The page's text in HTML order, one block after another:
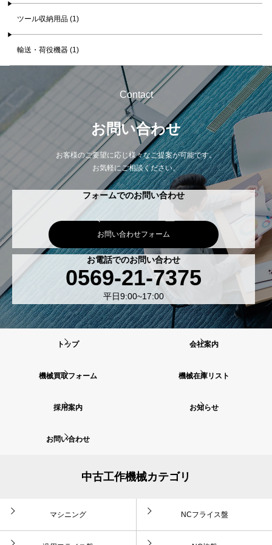
ツール収納用品 (1)
輸送・荷役機器 (1)
Contact
お問い合わせ
お客様のご要望に応じ様々なご提案が可能です。
お気軽にご相談ください。
フォームでのお問い合わせ
お問い合わせフォーム
お電話でのお問い合わせ
0569-21-7375
平日9:00~17:00
トップ 会社案内
機械買取フォーム 機械在庫リスト
採用案内 お知らせ
お問い合わせ
中古工作機械カテゴリ
マシニング NCフライス盤